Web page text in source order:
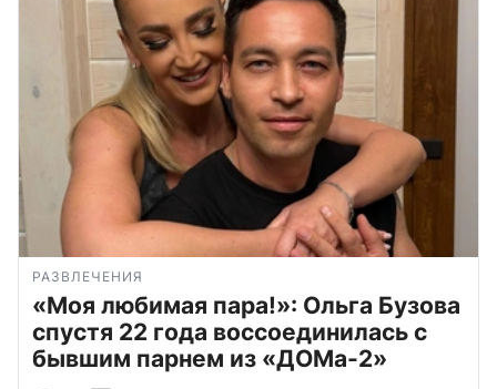
РАЗВЛЕЧЕНИЯ
«Моя любимая пара!»: Ольга Бузова
спустя 22 года воссоединилась с
бывшим парнем из «ДОМа-2»